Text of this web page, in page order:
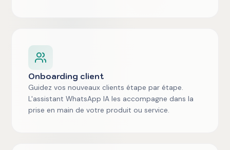
Onboarding client
Guidez vos nouveaux clients étape par étape.
L'assistant WhatsApp IA les accompagne dans la
prise en main de votre produit ou service.